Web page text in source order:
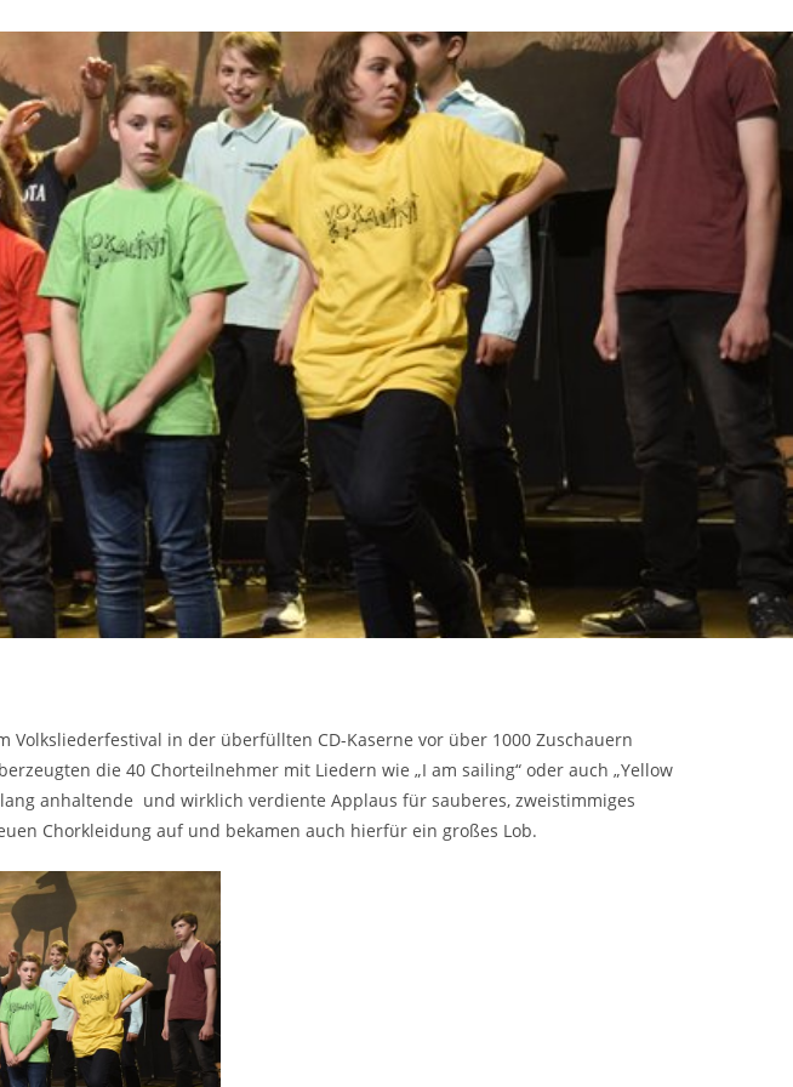
Volksliederfestival in der überfüllten CD-Kaserne vor über 1000 Zuschauern
die 40 Chorteilnehmer mit Liedern wie „I am sailing“ oder auch „Yellow
anhaltende und wirklich verdiente Applaus für sauberes, zweistimmiges
Chorkleidung auf und bekamen auch hierfür ein großes Lob.